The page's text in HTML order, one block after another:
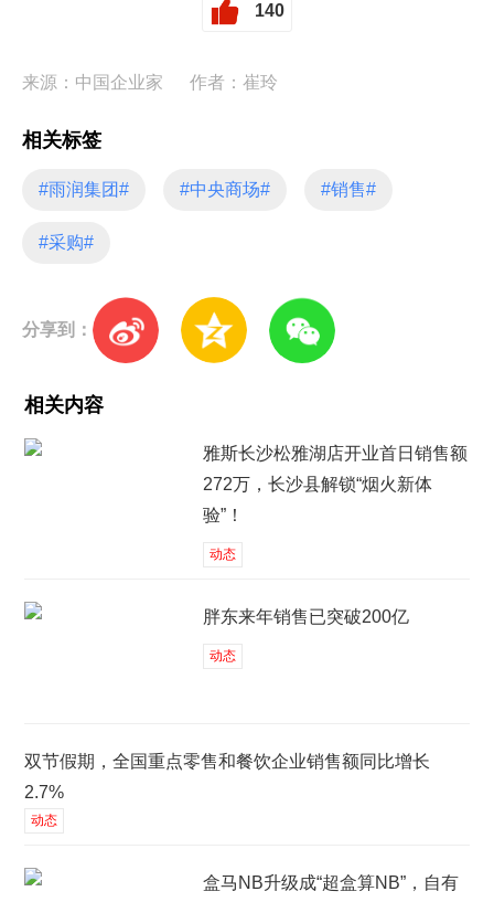
140
来源：中国企业家 作者：崔玲
相关标签
#雨润集团# #中央商场# #销售#
#采购#
分享到：
相关内容
雅斯长沙松雅湖店开业首日销售额
272万，长沙县解锁“烟火新体
验”！
动态
胖东来年销售已突破200亿
动态
双节假期，全国重点零售和餐饮企业销售额同比增长
2.7%
动态
盒马NB升级成“超盒算NB”，自有